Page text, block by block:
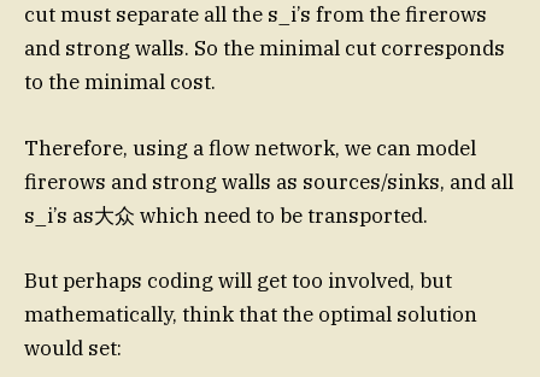
cut must separate all the s_i’s from the firerows
and strong walls. So the minimal cut corresponds
to the minimal cost.
Therefore, using a flow network, we can model
firerows and strong walls as sources/sinks, and all
s_i’s as大众 which need to be transported.
But perhaps coding will get too involved, but
mathematically, think that the optimal solution
would set: